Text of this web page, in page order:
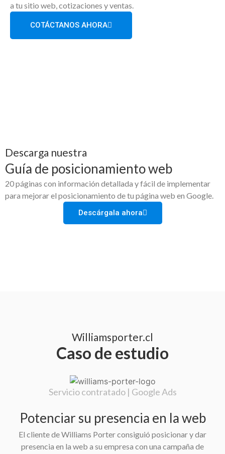
a tu sitio web, cotizaciones y ventas.
COTÁCTANOS AHORA
Descarga nuestra
Guía de posicionamiento web
20 páginas con información detallada y fácil de implementar
para mejorar el posicionamiento de tu página web en Google.
Descárgala ahora
Williamsporter.cl
Caso de estudio
Servicio contratado | Google Ads
Potenciar su presencia en la web
El cliente de Williams Porter consiguió posicionar y dar
presencia en la web a su empresa con una campaña de